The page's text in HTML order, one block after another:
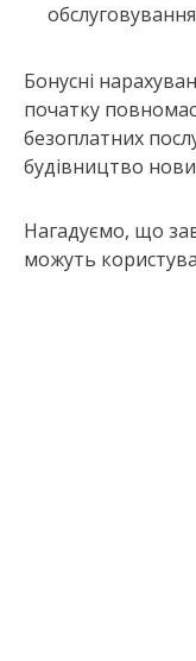
Бонусні
початку
безоплатних
будівництво
Нагадуємо, що
можуть